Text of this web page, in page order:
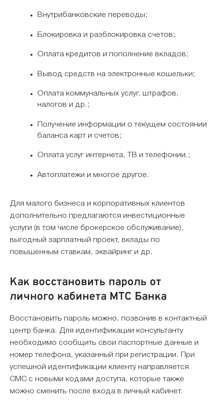
Внутрибанковские переводы;
Блокировка и разблокировка счетов;
Оплата кредитов и пополнение вкладов;
Вывод средств на электронные кошельки;
Оплата коммунальных услуг, штрафов,
налогов и др.;
Получение информации о текущем состоянии
баланса карт и счетов;
Оплата услуг интернета, ТВ и телефонии.;
Автоплатежи и многое другое.
Для малого бизнеса и корпоративных клиентов
дополнительно предлагаются инвестиционные
услуги (в том числе брокерское обслуживание),
выгодный зарплатный проект, вклады по
повышенным ставкам, эквайринг и др.
Как восстановить пароль от
личного кабинета МТС Банка
Восстановить пароль можно, позвонив в контактный
центр банка. Для идентификации консультанту
необходимо сообщить свои паспортные данные и
номер телефона, указанный при регистрации. При
успешной идентификации клиенту направляется
СМС с новыми кодами доступа, которые также
можно сменить после входа в личный кабинет.